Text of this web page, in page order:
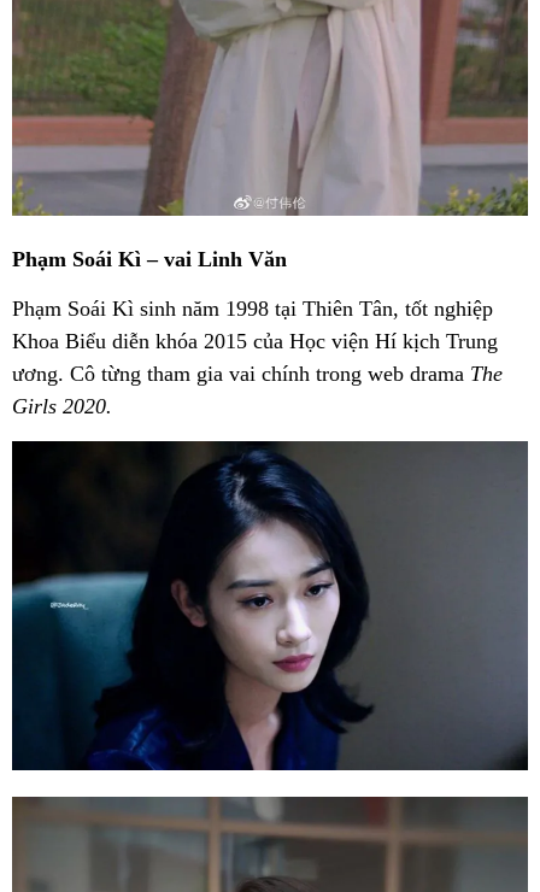
Phạm Soái Kì – vai Linh Văn
Phạm Soái Kì sinh năm 1998 tại Thiên Tân, tốt nghiệp
Khoa Biểu diễn khóa 2015 của Học viện Hí kịch Trung
ương. Cô từng tham gia vai chính trong web drama The
Girls 2020.